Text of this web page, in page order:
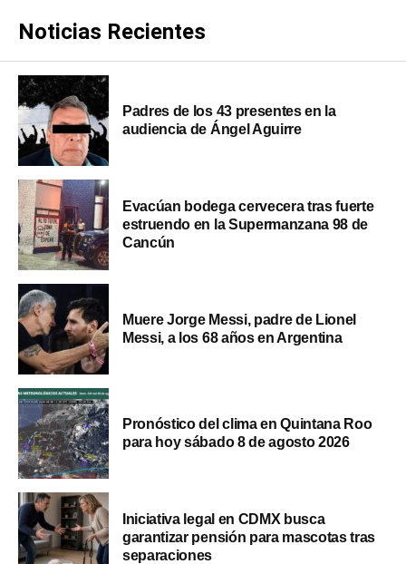
Noticias Recientes
Padres de los 43 presentes en la
audiencia de Ángel Aguirre
Evacúan bodega cervecera tras fuerte
estruendo en la Supermanzana 98 de
Cancún
Muere Jorge Messi, padre de Lionel
Messi, a los 68 años en Argentina
Pronóstico del clima en Quintana Roo
para hoy sábado 8 de agosto 2026
Iniciativa legal en CDMX busca
garantizar pensión para mascotas tras
separaciones